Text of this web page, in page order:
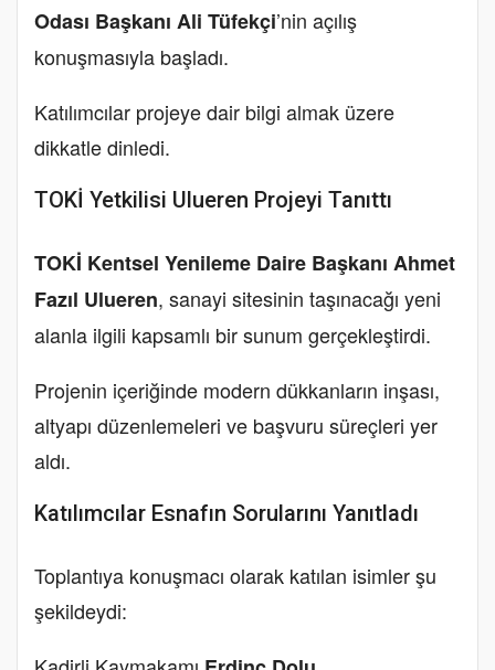
Odası Başkanı Ali Tüfekçi’nin açılış
konuşmasıyla başladı.
Katılımcılar projeye dair bilgi almak üzere
dikkatle dinledi.
TOKİ Yetkilisi Ulueren Projeyi Tanıttı
TOKİ Kentsel Yenileme Daire Başkanı Ahmet
Fazıl Ulueren, sanayi sitesinin taşınacağı yeni
alanla ilgili kapsamlı bir sunum gerçekleştirdi.
Projenin içeriğinde modern dükkanların inşası,
altyapı düzenlemeleri ve başvuru süreçleri yer
aldı.
Katılımcılar Esnafın Sorularını Yanıtladı
Toplantıya konuşmacı olarak katılan isimler şu
şekildeydi: